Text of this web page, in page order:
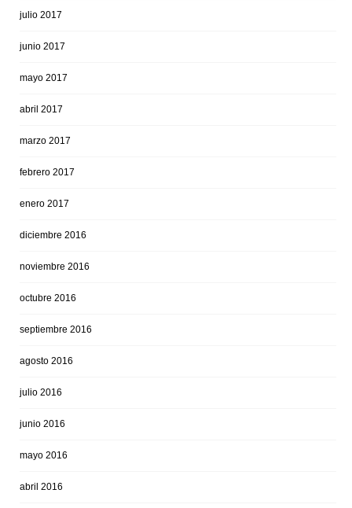
julio 2017
junio 2017
mayo 2017
abril 2017
marzo 2017
febrero 2017
enero 2017
diciembre 2016
noviembre 2016
octubre 2016
septiembre 2016
agosto 2016
julio 2016
junio 2016
mayo 2016
abril 2016